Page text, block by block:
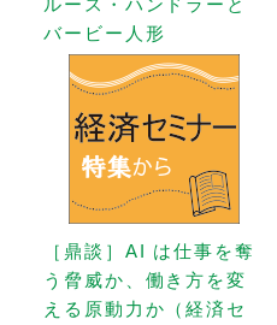
バービー人形
［鼎談］AI は仕事を奪
う脅威か、働き方を変
える原動力か（経済セ